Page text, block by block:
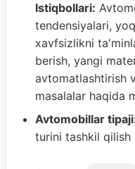
Istiqbollari:
tendensiyalari,
xavfsizlikni
berish, yangi
avtomatlashtirish
masalalar haqida
Avtomobillar
turini tashkil qilish